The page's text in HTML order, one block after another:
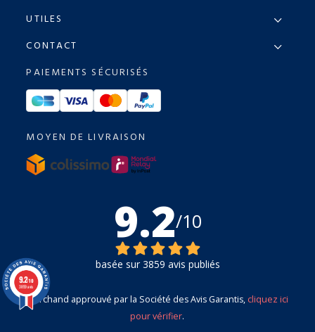
UTILES
CONTACT
PAIEMENTS SÉCURISÉS
MOYEN DE LIVRAISON
9.2/10
basée sur 3859 avis publiés
Marchand approuvé par la Société des Avis Garantis, cliquez ici
pour vérifier.
9.2/10
3859 avis